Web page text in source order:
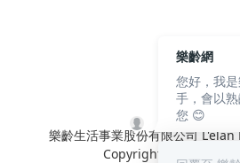
樂齡生活事業股份有限公司
Copyright© All Rights
樂齡網
您好，我
手，會以
您 😊